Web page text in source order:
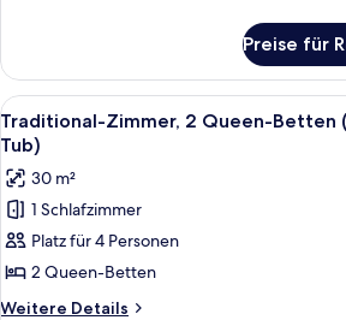
anzeigen
Zimmer,
2 Queen-
Betten
(Mobility/Hearing
Accessible,
Tub)
Preise für
Alle
Fotos
für
Traditional-
Zimmer,
2 Queen-
Betten
(Mobility
Ein
2
Traditional-Zimmer, 2 Queen-Betten
Tub)
30 m²
1 Schlafzimmer
Platz für 4 Personen
2 Queen-Betten
Weitere Details
Weitere